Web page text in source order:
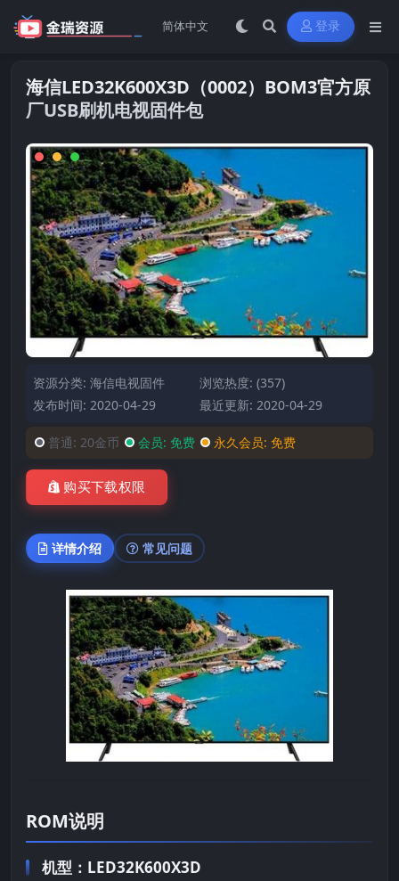
登录
海信LED32K600X3D（0002）BOM3官方原
厂USB刷机电视固件包
资源分类: 海信电视固件
浏览热度: (357)
发布时间: 2020-04-29
最近更新: 2020-04-29
普通: 20金币 会员: 免费 永久会员: 免费
购买下载权限
详情介绍 常见问题
ROM说明
机型：LED32K600X3D